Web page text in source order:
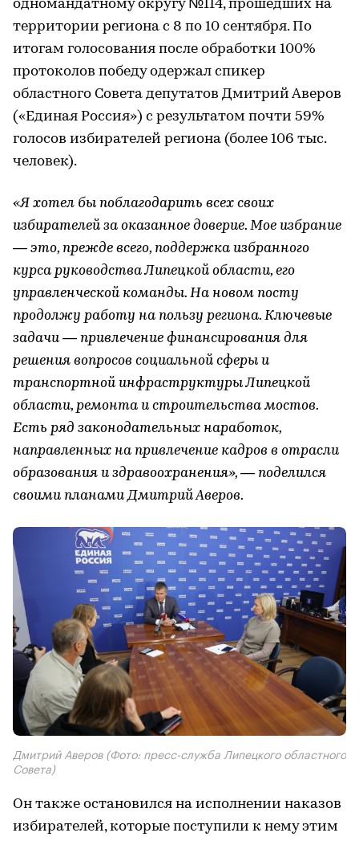
одномандатному округу №114, прошедших на
территории региона с 8 по 10 сентября. По
итогам голосования после обработки 100%
протоколов победу одержал спикер
областного Совета депутатов Дмитрий Аверов
(«Единая Россия») с результатом почти 59%
голосов избирателей региона (более 106 тыс.
человек).
«Я хотел бы поблагодарить всех своих
избирателей за оказанное доверие. Мое избрание
— это, прежде всего, поддержка избранного
курса руководства Липецкой области, его
управленческой команды. На новом посту
продолжу работу на пользу региона. Ключевые
задачи — привлечение финансирования для
решения вопросов социальной сферы и
транспортной инфраструктуры Липецкой
области, ремонта и строительства мостов.
Есть ряд законодательных наработок,
направленных на привлечение кадров в отрасли
образования и здравоохранения», — поделился
своими планами Дмитрий Аверов.
Дмитрий Аверов (Фото: пресс-служба Липецкого областного
Совета)
Он также остановился на исполнении наказов
избирателей, которые поступили к нему этим